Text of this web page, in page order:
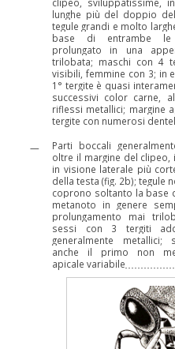
lunghe più del doppio
tegule grandi e molto
base di entrambe le
prolungato in una
trilobata; maschi con 4
visibili, femmine con 3; in
1° tergite è quasi
successivi color carne,
riflessi metallici; margine
tergite con numerosi
—
Parti boccali
oltre il margine del clipeo,
in visione laterale più
della testa (fig. 2b); tegule
coprono soltanto la base
metanoto in genere
prolungamento mai
sessi con 3 tergiti
generalmente metallici;
anche il primo non
apicale variabile